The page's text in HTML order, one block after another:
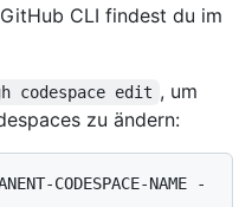
CLI findest du im
codespace edit , um
zu ändern:
CODESPACE-NAME -